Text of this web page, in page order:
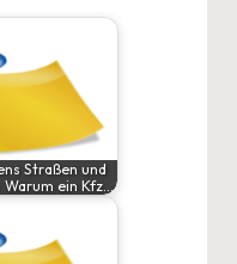
Straßen und
ein Kfz…